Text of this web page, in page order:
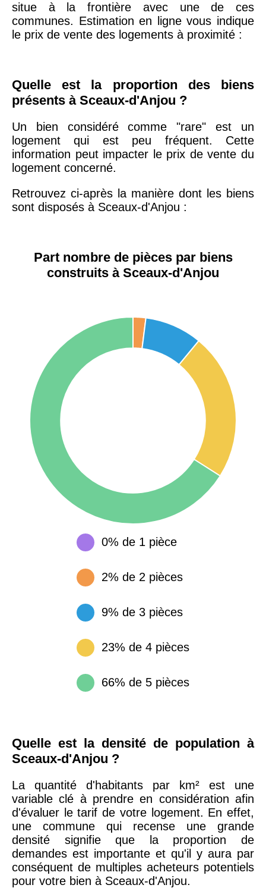
arrondissement
75013 -Paris
13ème
10 073 €
42000 -Saint-
1 404 € 2 013 €
11 454 €
75016 -Paris
16ème
arrondissement
15 155 €
83000 - Toulon
38000 -Grenoble 3 382 €
situe à la frontière avec une de ces
communes. Estimation en ligne vous indique
le prix de vente des logements à proximité :
Quelle est la proportion des biens
présents à Sceaux-d'Anjou ?
Un bien considéré comme "rare" est un
logement qui est peu fréquent. Cette
information peut impacter le prix de vente du
logement concerné.
Retrouvez ci-après la manière dont les biens
sont disposés à Sceaux-d'Anjou :
Part nombre de pièces par biens
construits à Sceaux-d'Anjou
0% de 1 pièce
2% de 2 pièces
9% de 3 pièces
23% de 4 pièces
66% de 5 pièces
Quelle est la densité de population à
Sceaux-d'Anjou ?
La quantité d'habitants par km² est une
variable clé à prendre en considération afin
d'évaluer le tarif de votre logement. En effet,
une commune qui recense une grande
densité signifie que la proportion de
demandes est importante et qu'il y aura par
conséquent de multiples acheteurs potentiels
pour votre bien à Sceaux-d'Anjou.